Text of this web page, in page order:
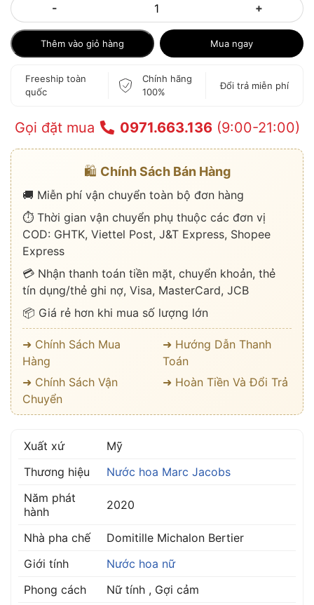
- +
Thêm vào giỏ hàng Mua ngay
Freeship toàn
quốc
Chính hãng
100%
Đổi trả miễn phí
Gọi đặt mua 0971.663.136(9:00-21:00)
🛍️ Chính Sách Bán Hàng
🚚 Miễn phí vận chuyển toàn bộ đơn hàng
⏱️ Thời gian vận chuyển phụ thuộc các đơn vị
COD: GHTK, Viettel Post, J&T Express, Shopee
Express
💳 Nhận thanh toán tiền mặt, chuyển khoản, thẻ
tín dụng/thẻ ghi nợ, Visa, MasterCard, JCB
📦 Giá rẻ hơn khi mua số lượng lớn
➜ Chính Sách Mua
Hàng
➜ Hướng Dẫn Thanh
Toán
➜ Chính Sách Vận
Chuyển
➜ Hoàn Tiền Và Đổi Trả
Xuất xứ
Mỹ
Thương hiệu
Nước hoa Marc Jacobs
Năm phát
hành
2020
Nhà pha chế
Domitille Michalon Bertier
Giới tính
Nước hoa nữ
Phong cách
Nữ tính , Gợi cảm